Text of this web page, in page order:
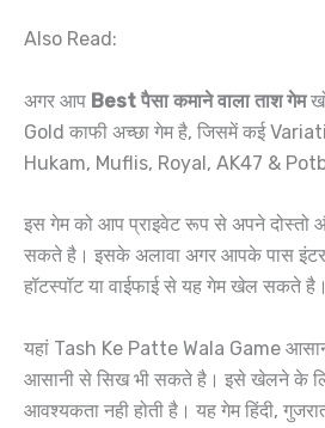
Also Read:
अगर आप Best पैसा कमाने वाला ताश गेम
Gold काफी अच्छा गेम है, जिसमें कई
Hukam, Muflis, Royal, AK47 &
इस गेम को आप प्राइवेट रूप से अपने दोस्तो
सकते है। इसके अलावा अगर आपके पास
हॉटस्पॉट या वाईफाई से यह गेम खेल सकते है।
यहां Tash Ke Patte Wala Game
आसानी से सिख भी सकते है। इसे खेलने के
आवश्यकता नही होती है। यह गेम हिंदी,